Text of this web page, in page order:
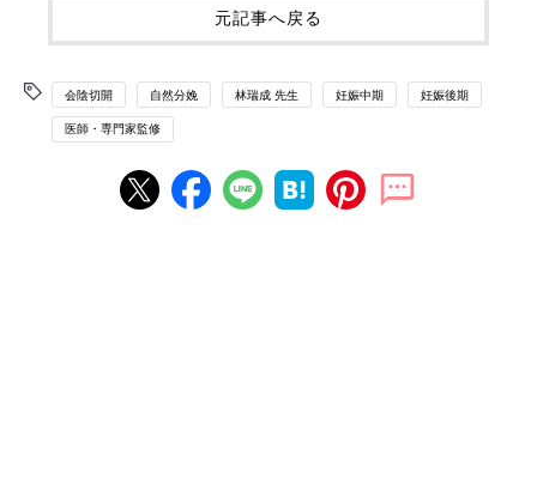
元記事へ戻る
会陰切開 自然分娩 林瑞成 先生 妊娠中期 妊娠後期
医師・専門家監修